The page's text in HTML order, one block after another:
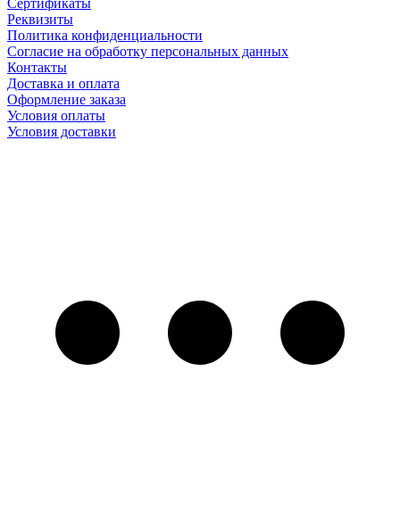
Сертификаты
Реквизиты
Политика конфиденциальности
Согласие на обработку персональных данных
Контакты
Доставка и оплата
Оформление заказа
Условия оплаты
Условия доставки